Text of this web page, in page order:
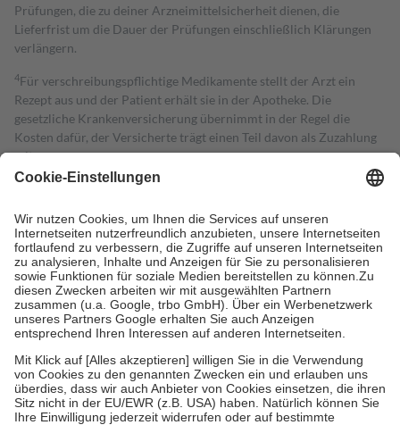
Prüfungen, die zu deiner Arzneimittelsicherheit dienen, die
Lieferfrist um die Dauer der Prüfungen einschließlich Klärungen
verlängern.
4Für verschreibungspflichtige Medikamente stellt der Arzt ein
Rezept aus und der Patient erhält sie in der Apotheke. Die
gesetzliche Krankenversicherung übernimmt in der Regel die
Kosten dafür, der Versicherte trägt einen Teil davon als Zuzahlung
mit.
Grundsätzlich leisten Mitglieder Zuzahlungen in Höhe von zehn
höchstens zehn Euro.
Es sind jedoch nie mehr als die tatsächlichen
Kosten der Leistung zu entrichten.
Diese Regeln gelten grundsätzlich auch für Online-Apotheken.
Bei Heilmitteln und häuslicher Krankenpflege beträgt die
Zuzahlung zehn Prozent der Kosten sowie zehn Euro je
Verordnung.
Um das Engagement der Versicherten für ihre eigene Gesundheit zu
stärken und die besondere Stellung der Familie zu unterstützen,
fallenkeine Zuzahlungenan bei:
• Kindern und Jugendlichen bis zum vollendeten 18. Lebensjahr
mit Ausnahme der Fahrkosten
• Untersuchungen zur Vorsorge und Früherkennung, die von der